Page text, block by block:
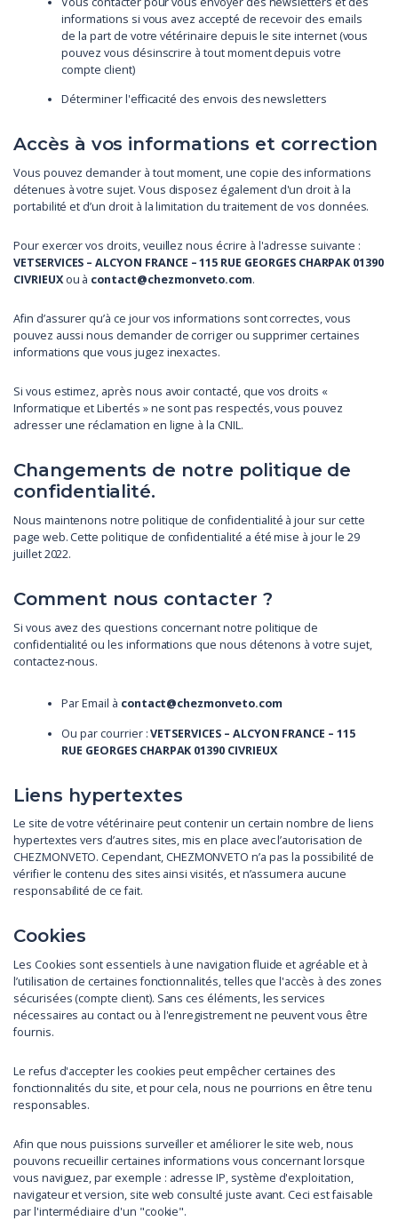
informations si vous avez accepté de recevoir des emails
de la part de votre vétérinaire depuis le site internet (vous
pouvez vous désinscrire à tout moment depuis votre
compte client)
Déterminer l'efficacité des envois des newsletters
Accès à vos informations et correction
Vous pouvez demander à tout moment, une copie des informations
détenues à votre sujet. Vous disposez également d'un droit à la
portabilité et d’un droit à la limitation du traitement de vos données.
Pour exercer vos droits, veuillez nous écrire à l'adresse suivante :
VETSERVICES – ALCYON FRANCE – 115 RUE GEORGES CHARPAK 01390
CIVRIEUXou à contact@chezmonveto.com.
Afin d’assurer qu’à ce jour vos informations sont correctes, vous
pouvez aussi nous demander de corriger ou supprimer certaines
informations que vous jugez inexactes.
Si vous estimez, après nous avoir contacté, que vos droits «
Informatique et Libertés » ne sont pas respectés, vous pouvez
adresser une réclamation en ligne à la CNIL.
Changements de notre politique de
confidentialité.
Nous maintenons notre politique de confidentialité à jour sur cette
page web. Cette politique de confidentialité a été mise à jour le 29
juillet 2022.
Comment nous contacter ?
Si vous avez des questions concernant notre politique de
confidentialité ou les informations que nous détenons à votre sujet,
contactez-nous.
Par Email à contact@chezmonveto.com
Ou par courrier :VETSERVICES – ALCYON FRANCE – 115
RUE GEORGES CHARPAK 01390 CIVRIEUX
Liens hypertextes
Le site de votre vétérinaire peut contenir un certain nombre de liens
hypertextes vers d’autres sites, mis en place avec l’autorisation de
CHEZMONVETO. Cependant, CHEZMONVETO n’a pas la possibilité de
vérifier le contenu des sites ainsi visités, et n’assumera aucune
responsabilité de ce fait.
Cookies
Les Cookies sont essentiels à une navigation fluide et agréable et à
l’utilisation de certaines fonctionnalités, telles que l'accès à des zones
sécurisées (compte client). Sans ces éléments, les services
nécessaires au contact ou à l'enregistrement ne peuvent vous être
fournis.
Le refus d'accepter les cookies peut empêcher certaines des
fonctionnalités du site, et pour cela, nous ne pourrions en être tenu
responsables.
Afin que nous puissions surveiller et améliorer le site web, nous
pouvons recueillir certaines informations vous concernant lorsque
vous naviguez, par exemple : adresse IP, système d'exploitation,
navigateur et version, site web consulté juste avant. Ceci est faisable
par l'intermédiaire d'un "cookie".